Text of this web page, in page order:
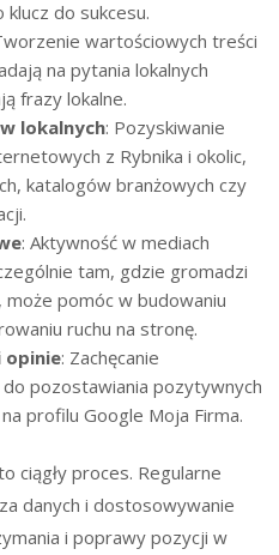
do sukcesu.
wartościowych treści
na pytania lokalnych
frazy lokalne.
lokalnych: Pozyskiwanie
z Rybnika i okolic,
katalogów branżowych czy
: Aktywność w mediach
tam, gdzie gromadzi
może pomóc w budowaniu
ruchu na stronę.
opinie: Zachęcanie
pozostawiania pozytywnych
profilu Google Moja Firma.
ciągły proces. Regularne
danych i dostosowywanie
i poprawy pozycji w